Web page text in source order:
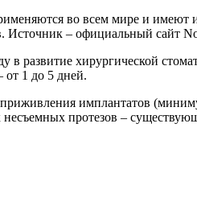
во всем мире и имеют
Источник – официальный сайт
в развитие хирургической
от 1 до 5 дней.
имплантатов
протезов –